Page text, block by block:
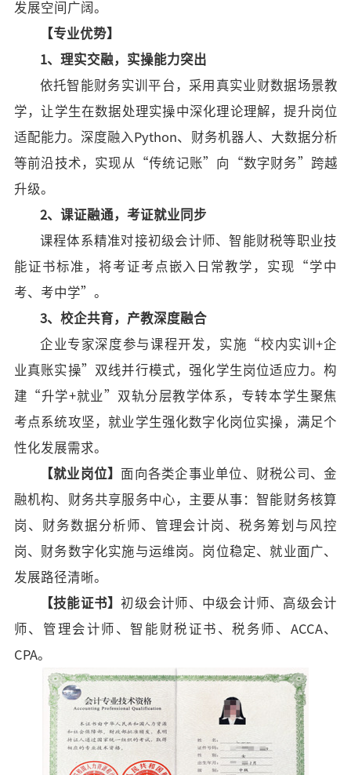
发展空间广阔。
【专业优势】
1 、理实交融，实操能力突出
依托智能财务实训平台，采用真实业财数据场景教
学，让学生在数据处理实操中深化理论理解，提升岗位
适配能力。深度融入 Python、财务机器人、大数据分析
等前沿技术，实现从“传统记账”向“数字财务”跨越
升级。
2、课证融通，考证就业同步
课程体系精准对接初级会计师、智能财税等职业技
能证书标准，将考证考点嵌入日常教学，实现
“学中
考、考中学”。
3、校企共育，产教深度融合
企业专家深度参与课程开发，实施 “校内实训+企
业真账实操”双线并行模式，强化学生岗位适应力。构
建“升学+就业”双轨分层教学体系，专转本学生聚焦
考点系统攻坚，就业学生强化数字化岗位实操，满足个
性化发展需求。
【就业岗位】 面向各类企事业单位、财税公司、金
融机构、财务共享服务中心，主要从事：智能财务核算
岗、财务数据分析师、管理会计岗、税务筹划与风控
岗、财务数字化实施与运维岗。岗位稳定、就业面广、
发展路径清晰。
【技能证书】初级会计师、 中级会计师、高级会计
师、 管理会计师、智能财税证书、税务师、 ACCA、
CPA。